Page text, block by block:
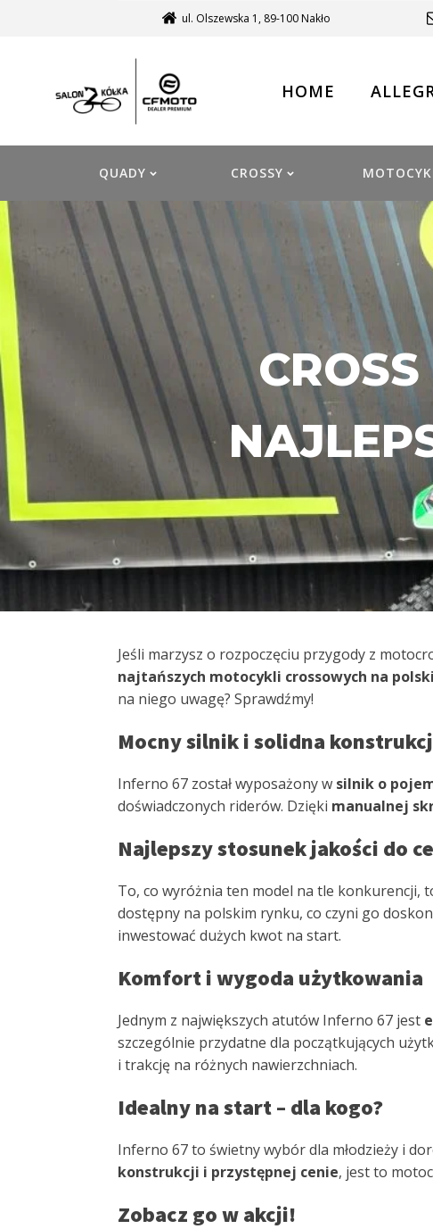
ul. Olszewska 1, 89-100 Nakło
HOME
QUADY CROSSY
Jeśli marzysz o rozpoczęciu przygody z
najtańszych motocykli crossowych na
na niego uwagę? Sprawdźmy!
Mocny silnik i solidna
Inferno 67 został wyposażony w silnik o
doświadczonych riderów. Dzięki manualnej
Najlepszy stosunek jakości do
To, co wyróżnia ten model na tle konkurencji,
dostępny na polskim rynku, co czyni go
inwestować dużych kwot na start.
Komfort i wygoda użytkowania
Jednym z największych atutów Inferno 67 jest
szczególnie przydatne dla początkujących
i trakcję na różnych nawierzchniach.
Idealny na start – dla kogo?
Inferno 67 to świetny wybór dla młodzieży i
konstrukcji i przystępnej cenie, jest to
Zobacz go w akcji!